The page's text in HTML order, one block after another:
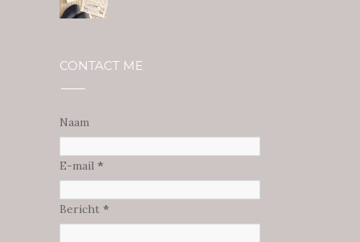
CONTACT ME
Naam
E-mail *
Bericht *